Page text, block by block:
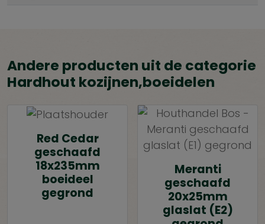
Andere producten uit de categorie
Hardhout kozijnen,boeidelen
Red Cedar
geschaafd
18x235mm
boeideel
gegrond
Meranti
geschaafd
20x25mm
glaslat (E2)